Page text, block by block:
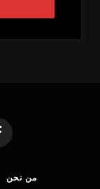
من نحن